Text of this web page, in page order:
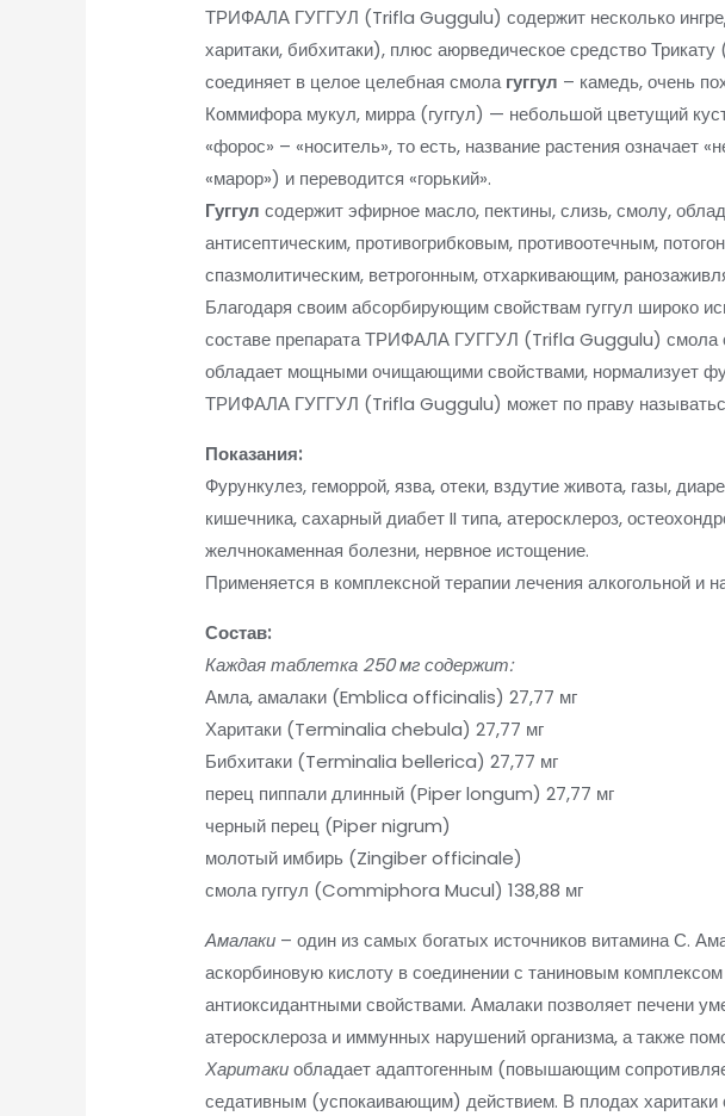
ТРИФАЛА ГУГГУЛ (Trifla Guggulu) содержит несколько
харитаки, бибхитаки), плюс аюрведическое средство
соединяет в целое целебная смолагуггул – камедь, очень
Коммифора мукул, мирра (гуггул) — небольшой цветущий
«форос» – «носитель», то есть, название растения означает
«марор») и переводится «горький».
Гуггулсодержит эфирное масло, пектины, слизь, смолу,
антисептическим, противогрибковым, противоотечным,
спазмолитическим, ветрогонным, отхаркивающим,
Благодаря своим абсорбирующим свойствам гуггул широко
составе препарата ТРИФАЛА ГУГГУЛ (Trifla Guggulu) смола
обладает мощными очищающими свойствами, нормализует
ТРИФАЛА ГУГГУЛ (Trifla Guggulu) может по праву
Показания:
Фурункулез, геморрой, язва, отеки, вздутие живота, газы,
кишечника, сахарный диабет II типа, атеросклероз,
желчнокаменная болезни, нервное истощение.
Применяется в комплексной терапии лечения алкогольной и
Состав:
Каждая таблетка 250 мг содержит:
Амла, амалаки (Emblica officinalis) 27,77 мг
Харитаки (Terminalia chebula) 27,77 мг
Бибхитаки (Terminalia bellerica) 27,77 мг
перец пиппали длинный (Piper longum) 27,77 мг
черный перец (Piper nigrum)
молотый имбирь (Zingiber officinale)
смола гуггул (Commiphora Mucul) 138,88 мг
Амалаки – один из самых богатых источников витамина С.
аскорбиновую кислоту в соединении с таниновым
антиоксидантными свойствами. Амалаки позволяет печени
атеросклероза и иммунных нарушений организма, а также
Харитакиобладает адаптогенным (повышающим
седативным (успокаивающим) действием. В плодах